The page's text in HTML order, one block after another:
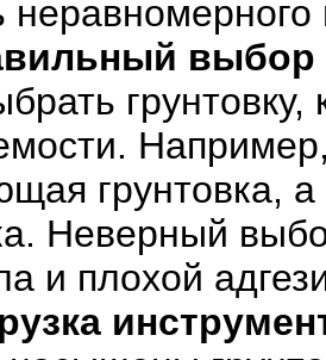
выбор
грунтовку,
грунтовка,
Неверный
и плохой